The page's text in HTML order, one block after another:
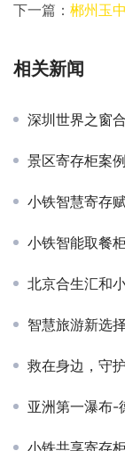
下一篇： 郴州玉中
相关新闻
深圳世界之窗
景区寄存柜案例
小铁智慧寄存
小铁智能取餐
北京合生汇和小
智慧旅游新选
救在身边，守
亚洲第一瀑布-
小铁共享寄存